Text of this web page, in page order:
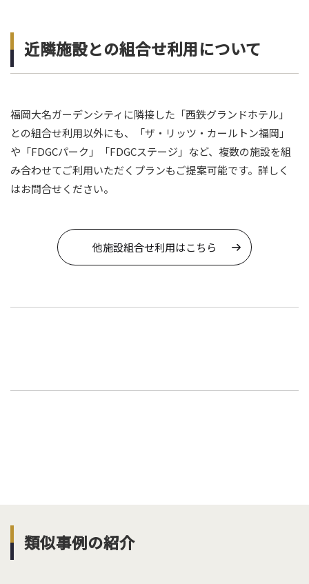
近隣施設との組合せ利用について
福岡大名ガーデンシティに隣接した「西鉄グランドホテル」
との組合せ利用以外にも、「ザ・リッツ・カールトン福岡」
や「FDGCパーク」「FDGCステージ」など、複数の施設を組
み合わせてご利用いただくプランもご提案可能です。詳しく
はお問合せください。
他施設組合せ利用はこちら
類似事例の紹介